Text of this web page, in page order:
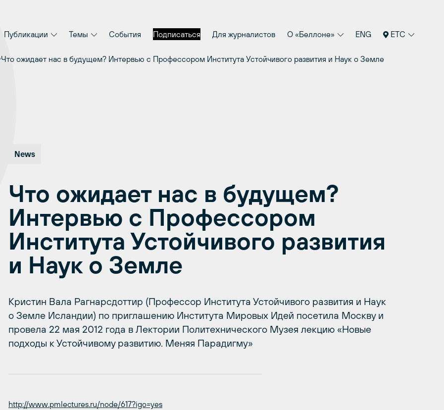
Публикации Темы События Подписаться Для журналистов О «Беллоне» ENG ETC
Что ожидает нас в будущем? Интервью с Профессором Института Устойчивого развития и Наук о Земле
News
Что ожидает нас в будущем?
Интервью с Профессором
Института Устойчивого развития
и Наук о Земле
Кристин Вала Рагнарсдоттир (Профессор Института Устойчивого развития и Наук
о Земле Исландии) по приглашению Института Мировых Идей посетила Москву и
провела 22 мая 2012 года в Лектории Политехнического Музея лекцию «Новые
подходы к Устойчивому развитию. Меняя Парадигму»
http://www.pmlectures.ru/node/617?igo=yes